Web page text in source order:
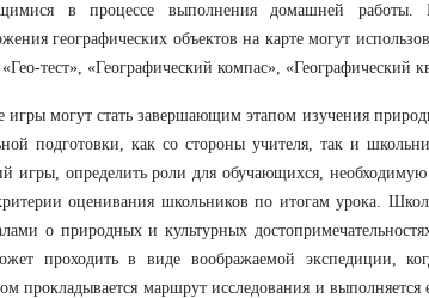
в процессе выполнения домашней
географических объектов на карте могут
тест», «Географический компас», «Географический
игры могут стать завершающим этапом изучения
подготовки, как со стороны учителя, так и
игры, определить роли для обучающихся,
оценивания школьников по итогам урока.
о природных и культурных
проходить в виде воображаемой экспедиции,
прокладывается маршрут исследования и